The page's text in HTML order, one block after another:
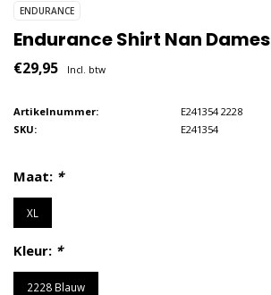
ENDURANCE
Endurance Shirt Nan Dames
€29,95 Incl. btw
Artikelnummer:
E241354 2228
SKU:
E241354
Maat: *
XL
Kleur: *
2228 Blauw